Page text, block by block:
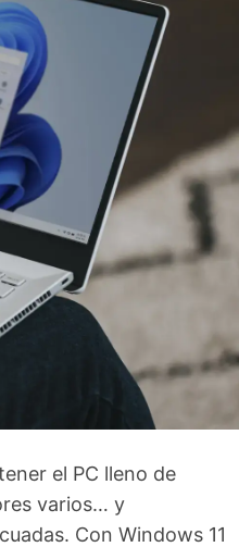
el PC lleno de
varios… y
Con Windows 11